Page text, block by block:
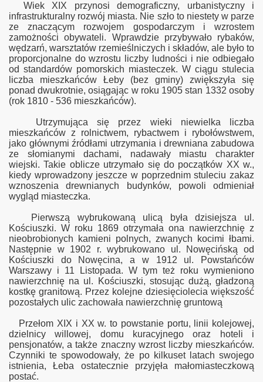
Wiek XIX przynosi demograficzny, urbanistyczny i
infrastrukturalny rozwój miasta. Nie szło to niestety w parze
ze znaczącym rozwojem gospodarczym i wzrostem
zamożności obywateli. Wprawdzie przybywało rybaków,
wędzarń, warsztatów rzemieślniczych i składów, ale było to
proporcjonalne do wzrostu liczby ludności i nie odbiegało
od standardów pomorskich miasteczek. W ciągu stulecia
liczba mieszkańców Łeby (bez gminy) zwiększyła się
ponad dwukrotnie, osiągając w roku 1905 stan 1332 osoby
(rok 1810 - 536 mieszkańców).
Utrzymująca się przez wieki niewielka liczba
mieszkańców z rolnictwem, rybactwem i rybołówstwem,
jako głównymi źródłami utrzymania i drewniana zabudowa
ze słomianymi dachami, nadawały miastu charakter
wiejski. Takie oblicze utrzymało się do początków XX w.,
kiedy wprowadzony jeszcze w poprzednim stuleciu zakaz
wznoszenia drewnianych budynków, powoli odmieniał
wygląd miasteczka.
Pierwszą wybrukowaną ulicą była dzisiejsza ul.
Kościuszki. W roku 1869 otrzymała ona nawierzchnię z
nieobrobionych kamieni polnych, zwanych kocimi łbami.
Następnie w 1902 r. wybrukowano ul. Nowęcińską od
Kościuszki do Nowęcina, a w 1912 ul. Powstańców
Warszawy i 11 Listopada. W tym też roku wymieniono
nawierzchnię na ul. Kościuszki, stosując dużą, gładzoną
kostkę granitową. Przez kolejne dziesięciolecia większość
pozostałych ulic zachowała nawierzchnię gruntową
Przełom XIX i XX w. to powstanie portu, linii kolejowej,
dzielnicy willowej, domu kuracyjnego oraz hoteli i
pensjonatów, a także znaczny wzrost liczby mieszkańców.
Czynniki te spowodowały, że po kilkuset latach swojego
istnienia, Łeba ostatecznie przyjęła małomiasteczkową
postać.
I
II